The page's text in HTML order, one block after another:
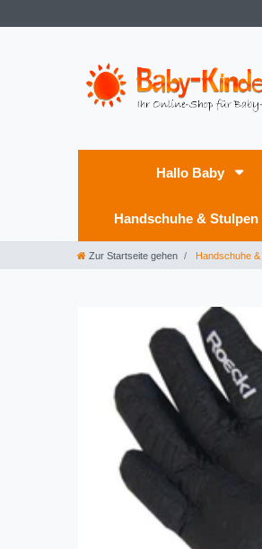
Hallo Baby
Handschuhe & Stulpen
Zur Startseite gehen Handschuhe &